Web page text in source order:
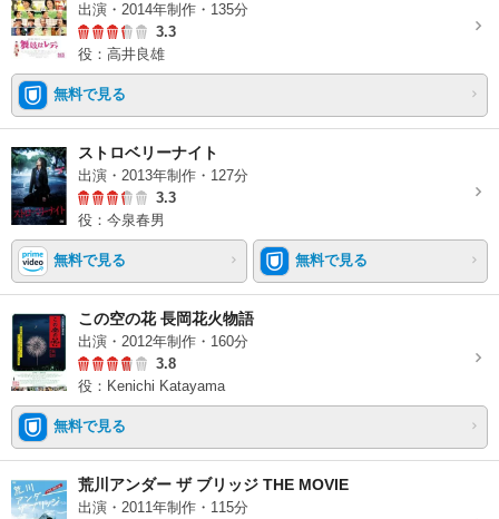
出演・2014年制作・135分
3.3
役：高井良雄
無料で見る
ストロベリーナイト
出演・2013年制作・127分
3.3
役：今泉春男
無料で見る 無料で見る
この空の花 長岡花火物語
出演・2012年制作・160分
3.8
役：Kenichi Katayama
無料で見る
荒川アンダー ザ ブリッジ THE MOVIE
出演・2011年制作・115分